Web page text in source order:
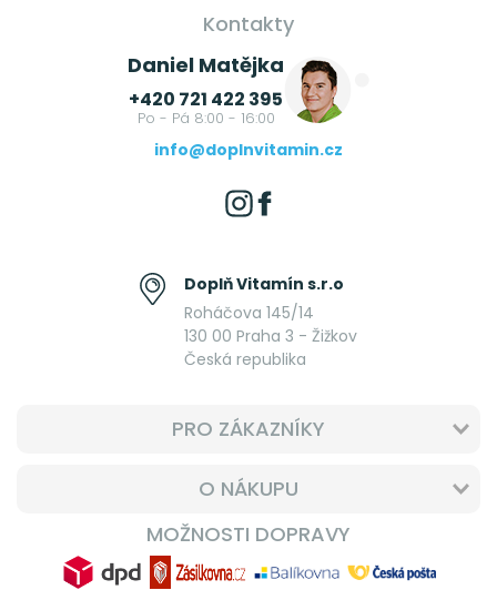
Kontakty
Daniel Matějka
+420 721 422 395
Po - Pá 8:00 - 16:00
info@doplnvitamin.cz
Doplň Vitamín s.r.o
Roháčova 145/14
130 00 Praha 3 - Žižkov
Česká republika
PRO ZÁKAZNÍKY
O NÁKUPU
MOŽNOSTI DOPRAVY